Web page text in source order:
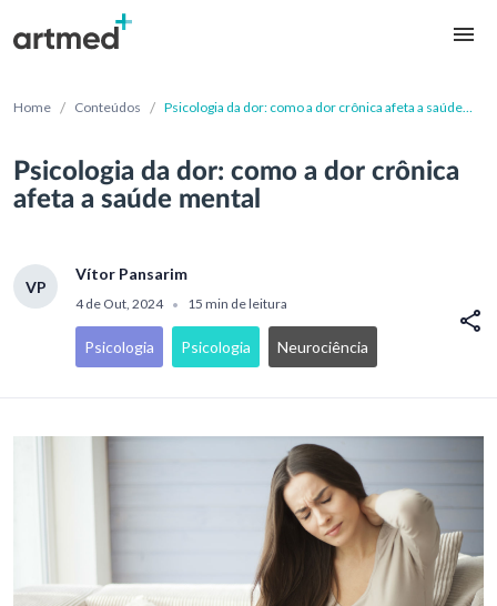
Home / Conteúdos / Psicologia da dor: como a dor crônica afeta a saúde
Psicologia da dor: como a dor crônica
afeta a saúde mental
VP
Vítor Pansarim
4 de Out, 2024 • 15 min de leitura
Psicologia Psicologia Neurociência